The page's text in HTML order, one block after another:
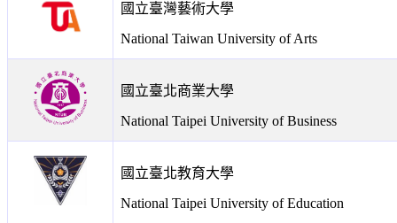
國立臺灣藝術大學
National Taiwan University of Arts
國立臺北商業大學
National Taipei University of Business
國立臺北教育大學
National Taipei University of Education